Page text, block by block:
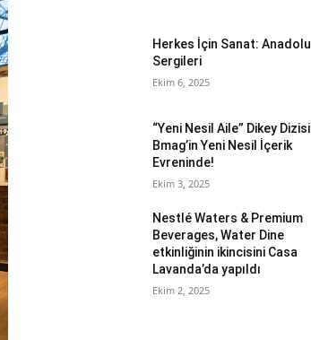
Herkes İçin Sanat: Anadolu
Sergileri
Ekim 6, 2025
“Yeni Nesil Aile” Dikey Dizisi
Bmag’in Yeni Nesil İçerik
Evreninde!
Ekim 3, 2025
Nestlé Waters & Premium
Beverages, Water Dine
etkinliğinin ikincisini Casa
Lavanda’da yapıldı
Ekim 2, 2025